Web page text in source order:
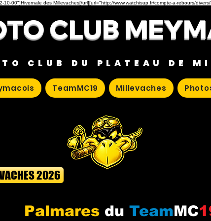
00"]Hivernale des Millevaches[/url][url="http://www.watchisup.fr/compte-a-rebours/
CLUB
CLUB DU PLATEAU DE
TeamMC19 Millevaches
2026
Palmares du TeamMC